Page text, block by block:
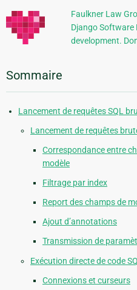
Faulkner Law
Django
development.
Sommaire
Lancement de requêtes SQL
Lancement de requêtes
Correspondance entre
modèle
Filtrage par index
Report des champs de
Ajout d’annotations
Transmission de
Exécution directe de code
Connexions et curseurs